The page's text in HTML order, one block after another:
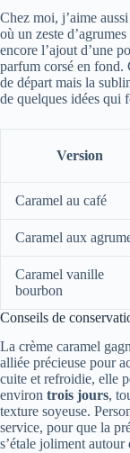
Chez moi, j’aime
où un zeste
encore l’ajout d’une
parfum corsé en fond.
de départ mais la
de quelques idées qui
Version
Caramel au café
Caramel aux
Caramel vanille
bourbon
Conseils de
La crème caramel
alliée précieuse pour
cuite et refroidie, elle
environ trois jours,
texture soyeuse.
service, pour que la
s’étale joliment autour